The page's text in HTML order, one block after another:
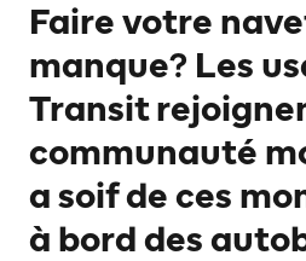
Faire votre
manque? Les
Transit
communauté
a soif de ces
à bord des